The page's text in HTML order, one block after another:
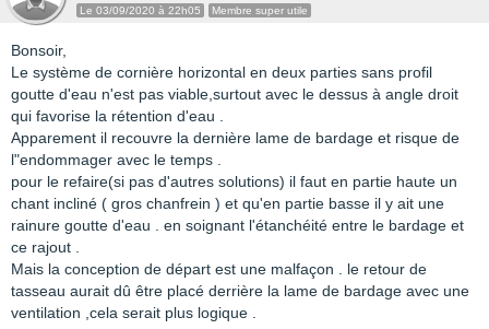
Le 03/09/2020 à 22h05 Membre super utile
Bonsoir,
Le système de cornière horizontal en deux parties sans profil
goutte d'eau n'est pas viable,surtout avec le dessus à angle droit
qui favorise la rétention d'eau .
Apparement il recouvre la dernière lame de bardage et risque de
l"endommager avec le temps .
pour le refaire(si pas d'autres solutions) il faut en partie haute un
chant incliné ( gros chanfrein ) et qu'en partie basse il y ait une
rainure goutte d'eau . en soignant l'étanchéité entre le bardage et
ce rajout .
Mais la conception de départ est une malfaçon . le retour de
tasseau aurait dû être placé derrière la lame de bardage avec une
ventilation ,cela serait plus logique .